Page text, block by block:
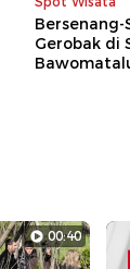
Bersenang-
Gerobak di
00:40